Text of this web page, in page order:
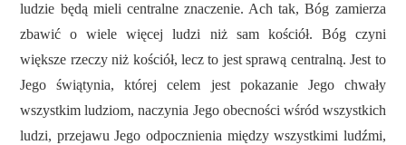
ludzie będą mieli centralne znaczenie. Ach tak, Bóg zamierza
zbawić o wiele więcej ludzi niż sam kościół. Bóg czyni
większe rzeczy niż kościół, lecz to jest sprawą centralną. Jest to
Jego świątynia, której celem jest pokazanie Jego chwały
wszystkim ludziom, naczynia Jego obecności wśród wszystkich
ludzi, przejawu Jego odpocznienia między wszystkimi ludźmi,